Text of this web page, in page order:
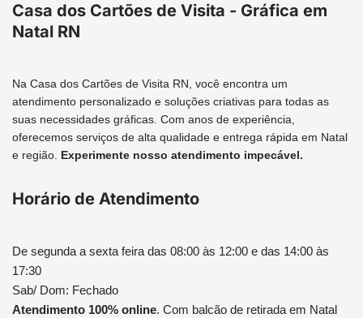
Casa dos Cartões de Visita - Gráfica em
Natal RN
Na Casa dos Cartões de Visita RN, você encontra um
atendimento personalizado e soluções criativas para todas as
suas necessidades gráficas. Com anos de experiência,
oferecemos serviços de alta qualidade e entrega rápida em Natal
e região. Experimente nosso atendimento impecável.
Horário de Atendimento
De segunda a sexta feira das 08:00 às 12:00 e das 14:00 às
17:30
Sab/ Dom: Fechado
Atendimento 100% online. Com balcão de retirada em Natal